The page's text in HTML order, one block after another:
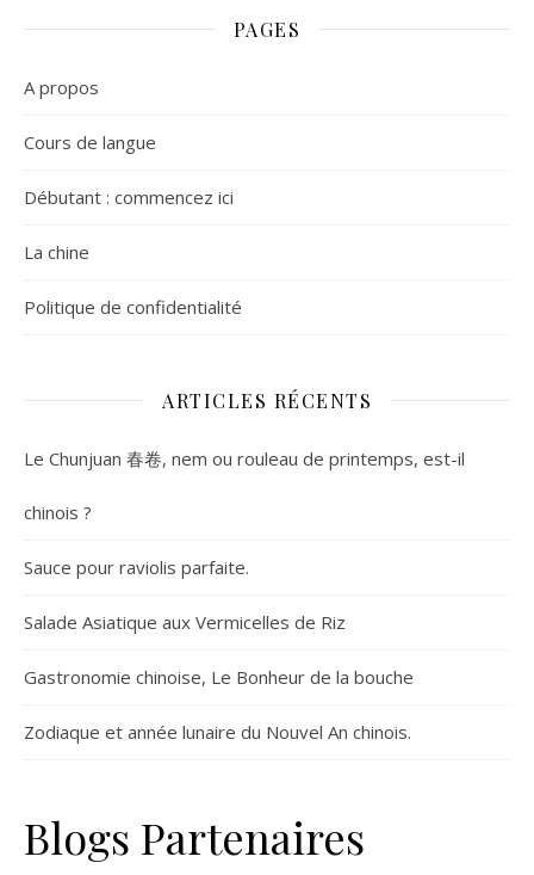
PAGES
A propos
Cours de langue
Débutant : commencez ici
La chine
Politique de confidentialité
ARTICLES RÉCENTS
Le Chunjuan 春卷, nem ou rouleau de printemps, est-il
chinois ?
Sauce pour raviolis parfaite.
Salade Asiatique aux Vermicelles de Riz
Gastronomie chinoise, Le Bonheur de la bouche
Zodiaque et année lunaire du Nouvel An chinois.
Blogs Partenaires